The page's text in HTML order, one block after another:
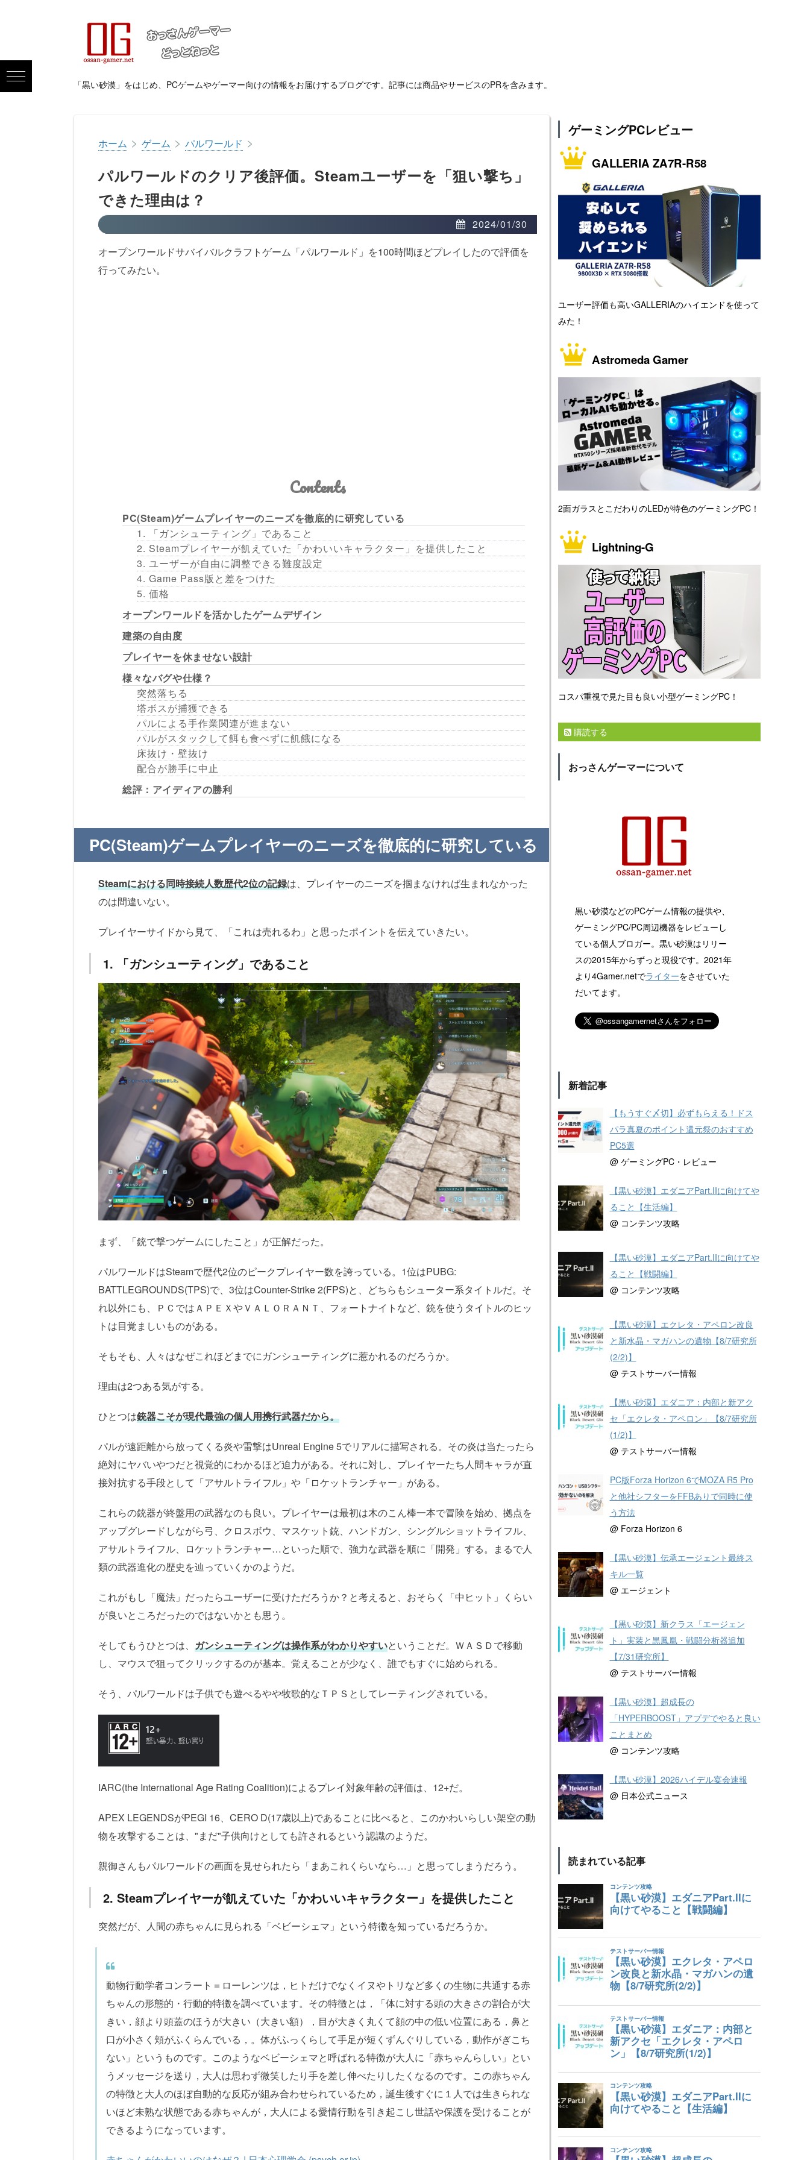
「黒い砂漠」をはじめ、PCゲームやゲーマー向けの情報をお届けするブログです。記事には商品やサービスのPRを含みます。
ホーム > ゲーム > パルワールド >
パルワールドのクリア後評価。Steamユーザーを「狙い撃ち」
できた理由は？
2024/01/30
オープンワールドサバイバルクラフトゲーム「パルワールド」を100時間ほどプレイしたので評価を
行ってみたい。
Contents
PC(Steam)ゲームプレイヤーのニーズを徹底的に研究している
1. 「ガンシューティング」であること
2. Steamプレイヤーが飢えていた「かわいいキャラクター」を提供したこと
3. ユーザーが自由に調整できる難度設定
4. Game Pass版と差をつけた
5. 価格
オープンワールドを活かしたゲームデザイン
建築の自由度
プレイヤーを休ませない設計
様々なバグや仕様？
突然落ちる
塔ボスが捕獲できる
パルによる手作業関連が進まない
パルがスタックして餌も食べずに飢餓になる
床抜け・壁抜け
配合が勝手に中止
総評：アイディアの勝利
PC(Steam)ゲームプレイヤーのニーズを徹底的に研究している
Steamにおける同時接続人数歴代2位の記録は、プレイヤーのニーズを掴まなければ生まれなかった
のは間違いない。
プレイヤーサイドから見て、「これは売れるわ」と思ったポイントを伝えていきたい。
1. 「ガンシューティング」であること
まず、「銃で撃つゲームにしたこと」が正解だった。
パルワールドはSteamで歴代2位のピークプレイヤー数を誇っている。1位はPUBG:
BATTLEGROUNDS(TPS)で、3位はCounter-Strike 2(FPS)と、どちらもシューター系タイトルだ。そ
れ以外にも、ＰＣではＡＰＥＸやＶＡＬＯＲＡＮＴ、フォートナイトなど、銃を使うタイトルのヒッ
トは目覚ましいものがある。
そもそも、人々はなぜこれほどまでにガンシューティングに惹かれるのだろうか。
理由は2つある気がする。
ひとつは銃器こそが現代最強の個人用携行武器だから。
パルが遠距離から放ってくる炎や雷撃はUnreal Engine 5でリアルに描写される。その炎は当たったら
絶対にヤバいやつだと視覚的にわかるほど迫力がある。それに対し、プレイヤーたち人間キャラが直
接対抗する手段として「アサルトライフル」や「ロケットランチャー」がある。
これらの銃器が終盤用の武器なのも良い。プレイヤーは最初は木のこん棒一本で冒険を始め、拠点を
アップグレードしながら弓、クロスボウ、マスケット銃、ハンドガン、シングルショットライフル、
アサルトライフル、ロケットランチャー…といった順で、強力な武器を順に「開発」する。まるで人
類の武器進化の歴史を辿っていくかのようだ。
これがもし「魔法」だったらユーザーに受けただろうか？と考えると、おそらく「中ヒット」くらい
が良いところだったのではないかとも思う。
そしてもうひとつは、 ガンシューティングは操作系がわかりやすいということだ。ＷＡＳＤで移動
し、マウスで狙ってクリックするのが基本。覚えることが少なく、誰でもすぐに始められる。
そう、パルワールドは子供でも遊べるやや牧歌的なＴＰＳとしてレーティングされている。
IARC(the International Age Rating Coalition)によるプレイ対象年齢の評価は、12+だ。
APEX LEGENDSがPEGI 16、CERO D(17歳以上)であることに比べると、このかわいらしい架空の動
物を攻撃することは、"まだ"子供向けとしても許されるという認識のようだ。
親御さんもパルワールドの画面を見せられたら「まあこれくらいなら…」と思ってしまうだろう。
2. Steamプレイヤーが飢えていた「かわいいキャラクター」を提供したこと
突然だが、人間の赤ちゃんに見られる「ベビーシェマ」という特徴を知っているだろうか。
動物行動学者コンラート＝ローレンツは，ヒトだけでなくイヌやトリなど多くの生物に共通する赤
ちゃんの形態的・行動的特徴を調べています。その特徴とは，「体に対する頭の大きさの割合が大
きい，顔より頭蓋のほうが大きい（大きい額），目が大きく丸くて顔の中の低い位置にある，鼻と
口が小さく頬がふくらんでいる，。体がふっくらして手足が短くずんぐりしている，動作がぎこち
ない」というものです。このようなベビーシェマと呼ばれる特徴が大人に「赤ちゃんらしい」とい
うメッセージを送り，大人は思わず微笑したり手を差し伸べたりしたくなるのです。この赤ちゃん
の特徴と大人のほぼ自動的な反応が組み合わせられているため，誕生後すぐに１人では生きられな
いほど未熟な状態である赤ちゃんが，大人による愛情行動を引き起こし世話や保護を受けることが
できるようになっています。
ゲーミングPCレビュー
GALLERIA ZA7R-R58
ユーザー評価も高いGALLERIAのハイエンドを使って
みた！
Astromeda Gamer
2面ガラスとこだわりのLEDが特色のゲーミングPC！
Lightning-G
コスパ重視で見た目も良い小型ゲーミングPC！
購読する
おっさんゲーマーについて
黒い砂漠などのPCゲーム情報の提供や、
ゲーミングPC/PC周辺機器をレビューし
ている個人ブロガー。黒い砂漠はリリー
スの2015年からずっと現役です。2021年
より4Gamer.netでライターをさせていた
だいてます。
新着記事
【もうすぐ〆切】必ずもらえる！ドス
パラ真夏のポイント還元祭のおすすめ
PC5選
@ ゲーミングPC・レビュー
【黒い砂漠】エダニアPart.IIに向けてや
ること【生活編】
@ コンテンツ攻略
【黒い砂漠】エダニアPart.IIに向けてや
ること【戦闘編】
@ コンテンツ攻略
【黒い砂漠】エクレタ・アペロン改良
と新水晶・マガハンの遺物【8/7研究所
(2/2)】
@ テストサーバー情報
【黒い砂漠】エダニア：内部と新アク
セ「エクレタ・アペロン」【8/7研究所
(1/2)】
@ テストサーバー情報
PC版Forza Horizon 6でMOZA R5 Pro
と他社シフターをFFBありで同時に使
う方法
@ Forza Horizon 6
【黒い砂漠】伝承エージェント最終ス
キル一覧
@ エージェント
【黒い砂漠】新クラス「エージェン
ト」実装と黒鳳凰・戦闘分析器追加
【7/31研究所】
@ テストサーバー情報
【黒い砂漠】超成長の
「HYPERBOOST」アプデでやると良い
ことまとめ
@ コンテンツ攻略
【黒い砂漠】2026ハイデル宴会速報
@ 日本公式ニュース
読まれている記事